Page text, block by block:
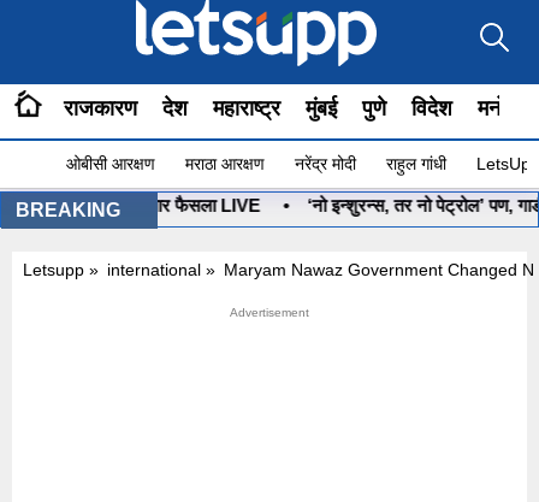
राजकारण देश महाराष्ट्र मुंबई पुणे विदेश
ओबीसी आरक्षण मराठा आरक्षण नरेंद्र मोदी राहुल गांधी
BREAKING
आज होणार फैसला LIVE • ‘नो इन्शुरन्स, तर नो पेट्रोल’ पण, गाडीचा
Letsupp » international » Maryam Nawaz Government Changed